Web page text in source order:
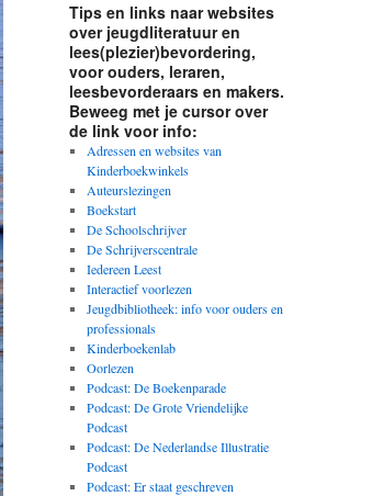
Tips en links naar websites
over jeugdliteratuur en
lees(plezier)bevordering,
voor ouders, leraren,
leesbevorderaars en makers.
Beweeg met je cursor over
de link voor info:
Adressen en websites van
Kinderboekwinkels
Auteurslezingen
Boekstart
De Schoolschrijver
De Schrijverscentrale
Iedereen Leest
Interactief voorlezen
Jeugdbibliotheek: info voor ouders en
professionals
Kinderboekenlab
Oorlezen
Podcast: De Boekenparade
Podcast: De Grote Vriendelijke
Podcast
Podcast: De Nederlandse Illustratie
Podcast
Podcast: Er staat geschreven